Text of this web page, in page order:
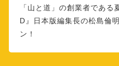
「山と道」の創業者である
D』日本版編集長の松島倫
ン！